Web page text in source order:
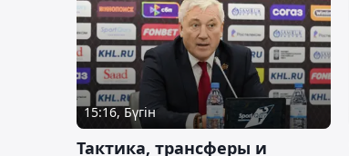
15:16, Бүгін
Тактика, трансферы и